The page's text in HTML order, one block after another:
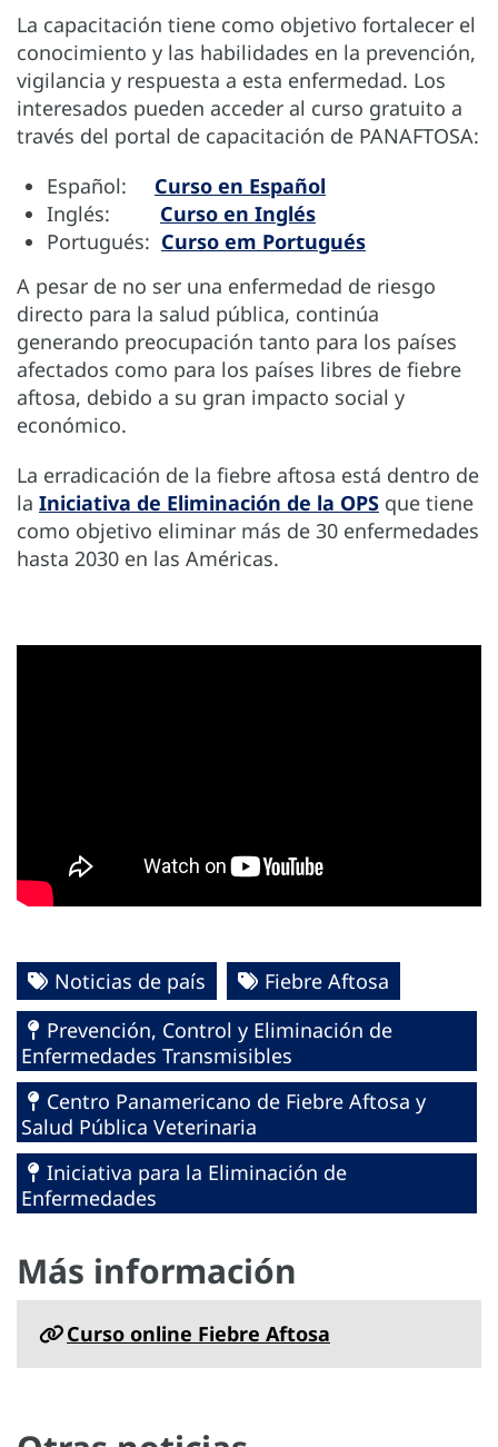
La capacitación tiene como objetivo fortalecer el
conocimiento y las habilidades en la prevención,
vigilancia y respuesta a esta enfermedad. Los
interesados pueden acceder al curso gratuito a
través del portal de capacitación de PANAFTOSA:
Español: Curso en Español
Inglés: Curso en Inglés
Portugués: Curso em Portugués
A pesar de no ser una enfermedad de riesgo
directo para la salud pública, continúa
generando preocupación tanto para los países
afectados como para los países libres de fiebre
aftosa, debido a su gran impacto social y
económico.
La erradicación de la fiebre aftosa está dentro de
la Iniciativa de Eliminación de la OPS que tiene
como objetivo eliminar más de 30 enfermedades
hasta 2030 en las Américas.
Noticias de país
Fiebre Aftosa
Prevención, Control y Eliminación de
Enfermedades Transmisibles
Centro Panamericano de Fiebre Aftosa y
Salud Pública Veterinaria
Iniciativa para la Eliminación de
Enfermedades
Más información
Curso online Fiebre Aftosa